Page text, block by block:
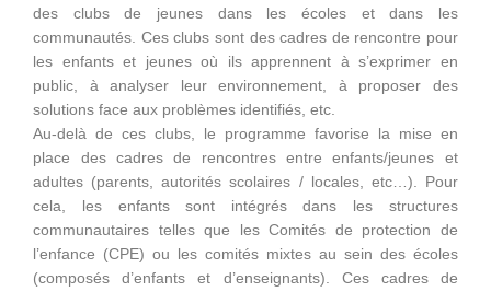
des clubs de jeunes dans les écoles et dans les
communautés. Ces clubs sont des cadres de rencontre pour
les enfants et jeunes où ils apprennent à s’exprimer en
public, à analyser leur environnement, à proposer des
solutions face aux problèmes identifiés, etc.
Au-delà de ces clubs, le programme favorise la mise en
place des cadres de rencontres entre enfants/jeunes et
adultes (parents, autorités scolaires / locales, etc…). Pour
cela, les enfants sont intégrés dans les structures
communautaires telles que les Comités de protection de
l’enfance (CPE) ou les comités mixtes au sein des écoles
(composés d’enfants et d’enseignants). Ces cadres de